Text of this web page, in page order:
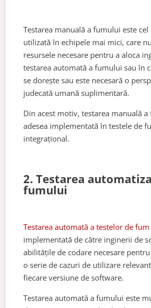
Testarea manuală a fumului este
utilizată în echipele mai mici, care
resursele necesare pentru a aloca
testarea automată a fumului sau în
se dorește sau este necesară o
judecată umană suplimentară.
Din acest motiv, testarea manuală
adesea implementată în testele de
integrațional.
2. Testarea
fumului
Testarea automată a testelor de fum
implementată de către inginerii de
abilitățile de codare necesare
o serie de cazuri de utilizare
fiecare versiune de software.
Testarea automată a fumului este